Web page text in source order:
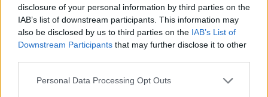
disclosure of your personal information by third parties on the
IAB’s list of downstream participants. This information may
also be disclosed by us to third parties on the IAB’s List of
Downstream Participants that may further disclose it to other
Personal Data Processing Opt Outs